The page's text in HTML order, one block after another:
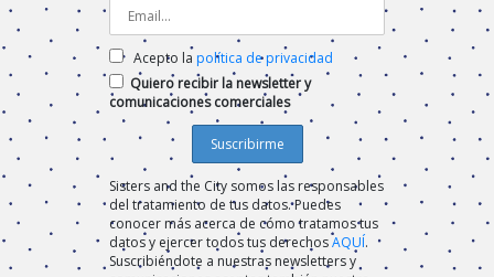
Acepto la política de privacidad
Quiero recibir la newsletter y
comunicaciones comerciales
Sisters and the City somos las responsables
del tratamiento de tus datos. Puedes
conocer más acerca de cómo tratamos tus
datos y ejercer todos tus derechosAQUÍ.
Suscribiéndote a nuestras newsletters y